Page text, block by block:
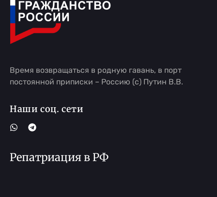
Время возвращаться в родную гавань, в порт
постоянной приписки – Россию (с) Путин В.В.
Наши соц. сети
Репатриация в РФ